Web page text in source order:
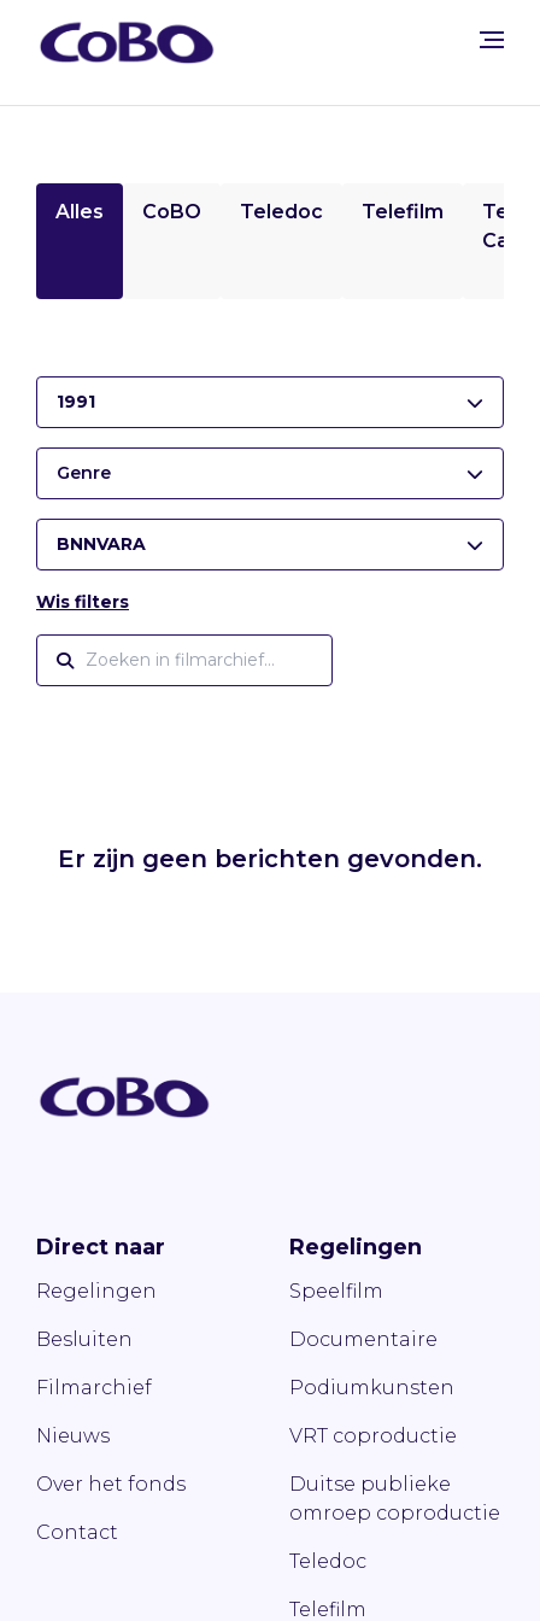
Alles CoBO Teledoc Telefilm
1991
Genre
BNNVARA
Wis filters
Er zijn geen berichten gevonden.
Direct naar
Regelingen
Besluiten
Filmarchief
Nieuws
Over het fonds
Contact
Regelingen
Speelfilm
Documentaire
Podiumkunsten
VRT coproductie
Duitse publieke
omroep coproductie
Teledoc
Telefilm